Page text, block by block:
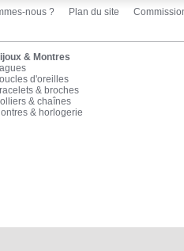
nous ? Plan du site
& Montres
d'oreilles
& broches
& chaînes
& horlogerie